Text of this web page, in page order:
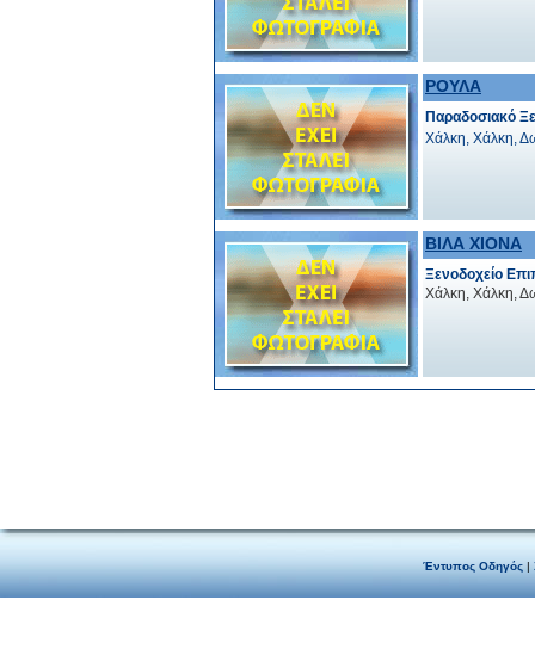
ΡΟΥΛΑ
Παραδοσιακό
Χάλκη, Χάλκη,
ΒΙΛΑ ΧΙΟΝΑ
Ξενοδοχείο
Χάλκη, Χάλκη,
Έντυπος Οδηγός|